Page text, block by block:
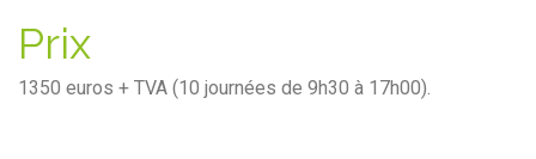
Prix
1350 euros + TVA (10 journées de 9h30 à 17h00).